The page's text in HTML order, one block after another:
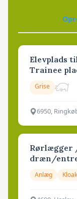
Elevplads
Trainee
Grise
6950,
Rørlægger
dræn/
Anlæg Kloak